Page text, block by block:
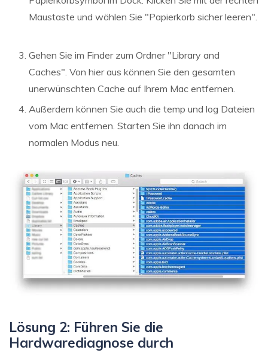
Maustaste und wählen Sie "Papierkorb sicher leeren".
Gehen Sie im Finder zum Ordner "Library and
Caches". Von hier aus können Sie den gesamten
unerwünschten Cache auf Ihrem Mac entfernen.
Außerdem können Sie auch die temp und log Dateien
vom Mac entfernen. Starten Sie ihn danach im
normalen Modus neu.
Lösung 2: Führen Sie die
Hardwarediagnose durch